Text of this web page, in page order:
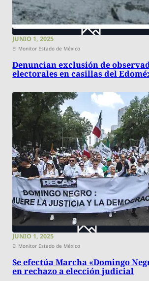
JUNIO 1, 2025
El Monitor Estado de México
Denuncian exclusión de
electorales en casillas del
JUNIO 1, 2025
El Monitor Estado de México
Se efectúa Marcha «Domingo
en rechazo a elección judicial